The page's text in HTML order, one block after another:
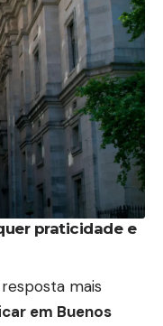
praticidade e
mais
em Buenos